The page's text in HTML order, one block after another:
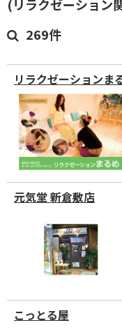
(リラクゼーション
269件
リラクゼーションま
元気堂 新倉敷店
こっとる屋